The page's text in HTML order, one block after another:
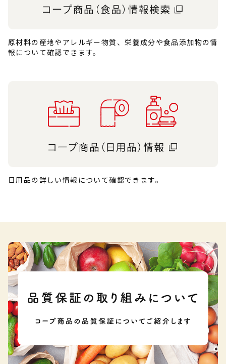
原材料の産地やアレルギー物質、栄養成分や食品添加物の情
報について確認できます。
日用品の詳しい情報について確認できます。